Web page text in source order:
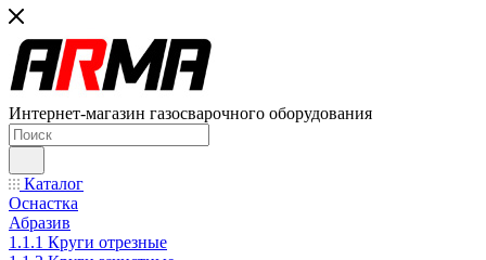
Интернет-магазин газосварочного оборудования
Каталог
Оснастка
Абразив
1.1.1 Круги отрезные